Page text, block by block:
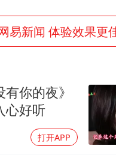
老中医：立秋后养心
欧阳娜娜窦靖童好搭
夯实基础开新局
易新闻 体验效果更
你的夜》
心好听
打开APP